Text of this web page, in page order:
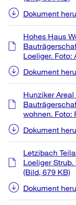
Dokument
Hohes Haus
Loeliger. Foto:
Dokument
Hunziker Areal
wohnen. Foto:
Dokument
Letzibach
Loeliger
(Bild, 679 KB)
Dokument